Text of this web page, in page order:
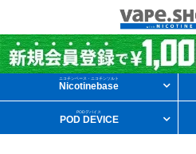
ニコチンリキッドを条件から探す
ニコチンベース・ニコチンソルト
Nicotinebase
PODデバイス
POD DEVICE